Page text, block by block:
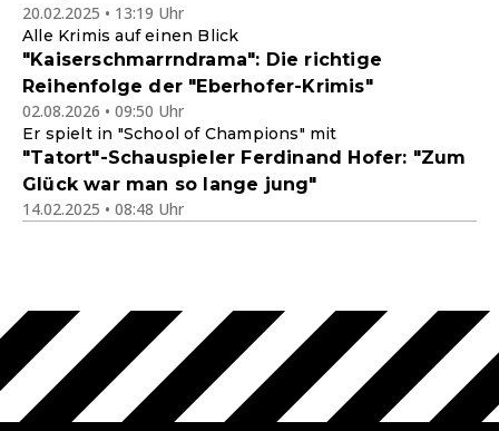
20.02.2025 • 13:19 Uhr
Alle Krimis auf einen Blick
"Kaiserschmarrndrama": Die richtige
Reihenfolge der "Eberhofer-Krimis"
02.08.2026 • 09:50 Uhr
Er spielt in "School of Champions" mit
"Tatort"-Schauspieler Ferdinand Hofer: "Zum
Glück war man so lange jung"
14.02.2025 • 08:48 Uhr